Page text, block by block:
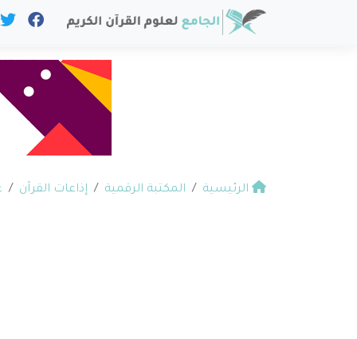
الرئيسية المكتبة الرقمية إذاعات القرآن